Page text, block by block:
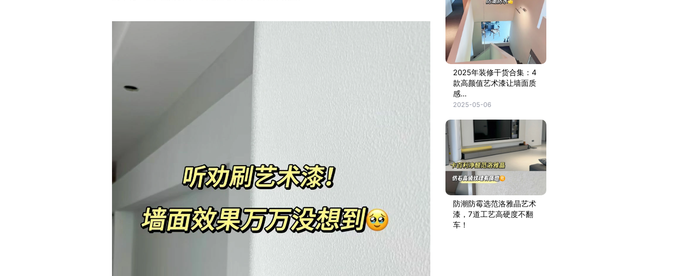
2025年装修干货合集：4
款高颜值艺术漆让墙面质
感...
2025-05-06
防潮防霉选范洛雅晶艺术
漆，7道工艺高硬度不翻
车！